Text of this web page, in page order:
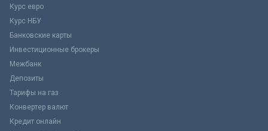
Курс евро
Курс НБУ
Банковские карты
Инвестиционные брокеры
Межбанк
Депозиты
Тарифы на газ
Конвертер валют
Кредит онлайн